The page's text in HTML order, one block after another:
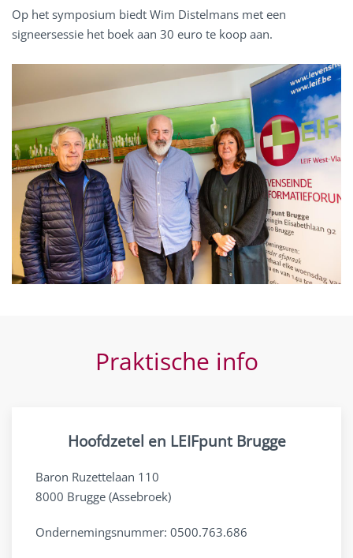
Op het symposium biedt Wim Distelmans met een
signeersessie het boek aan 30 euro te koop aan.
Praktische info
Hoofdzetel en LEIFpunt Brugge
Baron Ruzettelaan 110
8000 Brugge (Assebroek)
Ondernemingsnummer: 0500.763.686